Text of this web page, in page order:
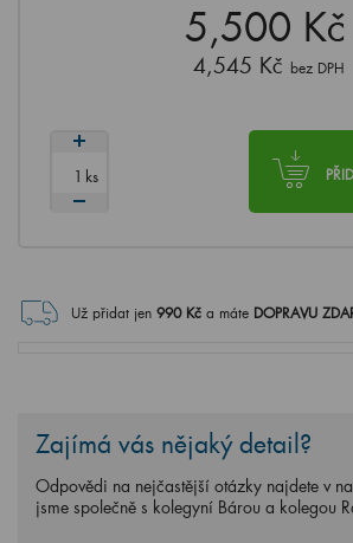
5,500 Kč
4,545 Kč bez DPH
ks
Už přidat jen 990Kč a máte DOPRAVU
Zajímá vás nějaký detail?
Odpovědi na nejčastější otázky najdete v
jsme společně s kolegyní Bárou a kolegou